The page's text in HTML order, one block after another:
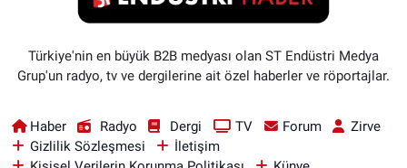
Türkiye'nin en büyük B2B medyası olan ST Endüstri Medya
Grup'un radyo, tv ve dergilerine ait özel haberler ve röportajlar.
Haber Radyo Dergi TV Forum
Zirve
Gizlilik Sözleşmesi
İletişim